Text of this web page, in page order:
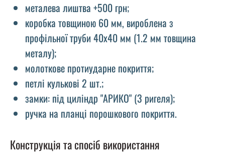
металева лиштва +500 грн;
коробка товщиною 60 мм, вироблена з
профільної труби 40х40 мм (1.2 мм товщина
металу);
молоткове протиударне покриття;
петлі кулькові 2 шт.;
замки: під циліндр "АРИКО" (3 ригеля);
ручка на планці порошкового покриття.
Конструкція та спосіб використання